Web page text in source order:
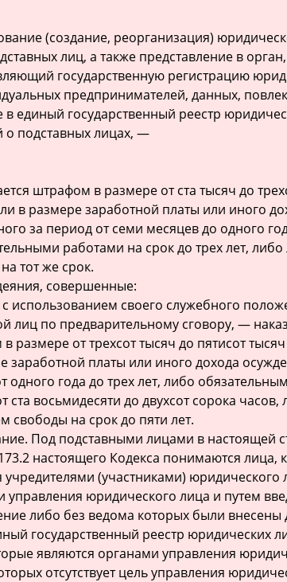
(создание, реорганизация)
лиц, а также представление в орган,
государственную регистрацию
предпринимателей, данных,
в единый государственный реестр
о подставных лицах, —
штрафом в размере от ста тысяч до
в размере заработной платы или иного
за период от семи месяцев до одного
работами на срок до трех лет,
тот же срок.
совершенные:
использованием своего служебного
лиц по предварительному сговору, —
размере от трехсот тысяч до пятисот
заработной платы или иного дохода
одного года до трех лет, либо
ста восьмидесяти до двухсот сорока часов,
свободы на срок до пяти лет.
Под подставными лицами в настоящей
настоящего Кодекса понимаются лица,
учредителями (участниками) юридического
управления юридического лица и путем
либо без ведома которых были внесены
государственный реестр юридических
являются органами управления
отсутствует цель управления